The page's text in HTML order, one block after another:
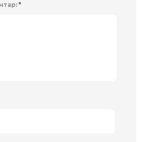
*